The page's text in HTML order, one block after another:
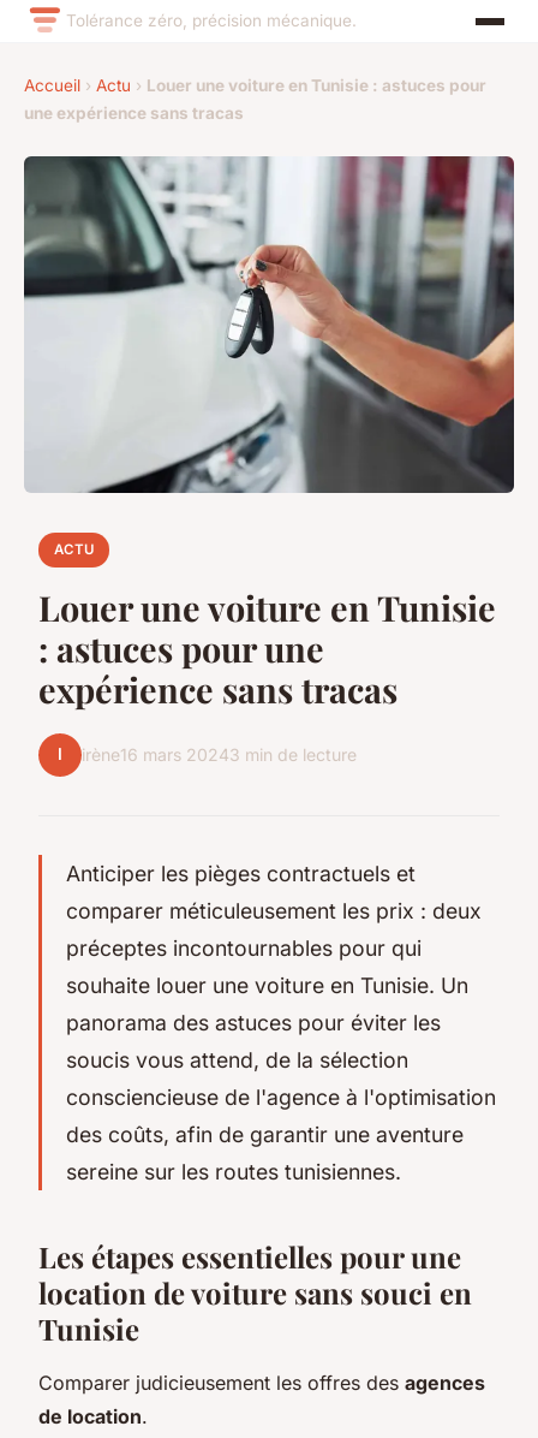
Tolérance zéro, précision mécanique.
Accueil › Actu › Louer une voiture en Tunisie : astuces pour
une expérience sans tracas
ACTU
Louer une voiture en Tunisie
: astuces pour une
expérience sans tracas
I irène16 mars 20243 min de lecture
Anticiper les pièges contractuels et
comparer méticuleusement les prix : deux
préceptes incontournables pour qui
souhaite louer une voiture en Tunisie. Un
panorama des astuces pour éviter les
soucis vous attend, de la sélection
consciencieuse de l'agence à l'optimisation
des coûts, afin de garantir une aventure
sereine sur les routes tunisiennes.
Les étapes essentielles pour une
location de voiture sans souci en
Tunisie
Comparer judicieusement les offres des agences
de location.